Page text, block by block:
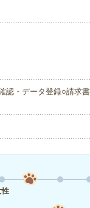
認・データ登録○請求
性